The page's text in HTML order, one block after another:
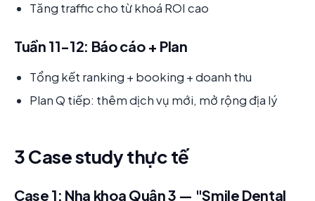
Tăng traffic cho từ khoá ROI cao
Tuần 11-12: Báo cáo + Plan
Tổng kết ranking + booking + doanh thu
Plan Q tiếp: thêm dịch vụ mới, mở rộng địa lý
3 Case study thực tế
Case 1: Nha khoa Quận 3 — "Smile Dental